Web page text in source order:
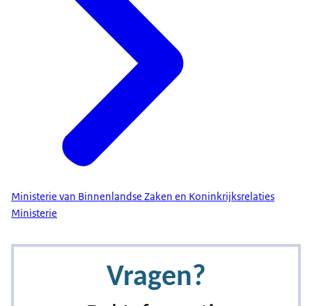
Ondertiteling
Ministerie van Binnenlandse Zaken en Koninkrijksrelaties
Ministerie